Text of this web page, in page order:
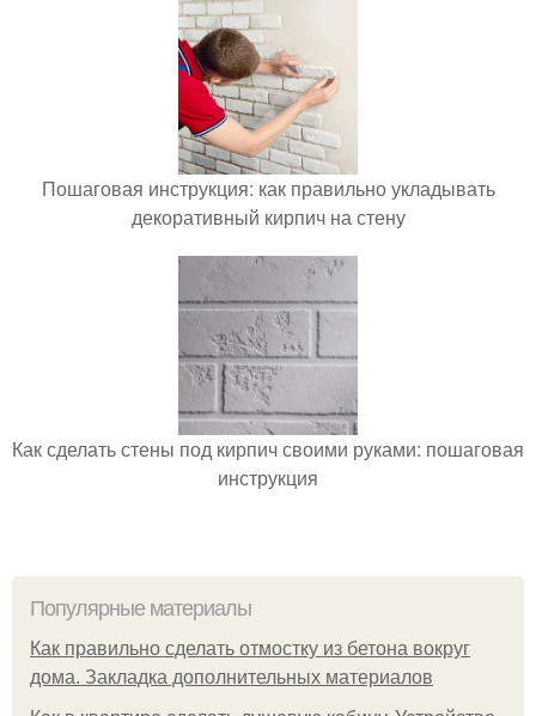
Пошаговая инструкция: как правильно укладывать
декоративный кирпич на стену
Как сделать стены под кирпич своими руками: пошаговая
инструкция
Популярные материалы
Как правильно сделать отмостку из бетона вокруг
дома. Закладка дополнительных материалов